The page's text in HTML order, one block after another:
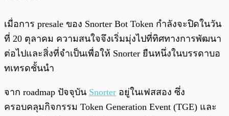
เมื่อการ presale ของ Snorter Bot Token กำลังจะปิดในวัน
ที่ 20 ตุลาคม ความสนใจจึงเริ่มมุ่งไปที่ทิศทางการพัฒนา
ต่อไปและสิ่งที่จำเป็นเพื่อให้ Snorter ยืนหนึ่งในบรรดาบอ
ทเทรดชั้นนำ
จาก roadmap ปัจจุบัน Snorter อยู่ในเฟสสอง ซึ่ง
ครอบคลุมกิจกรรม Token Generation Event (TGE) และ